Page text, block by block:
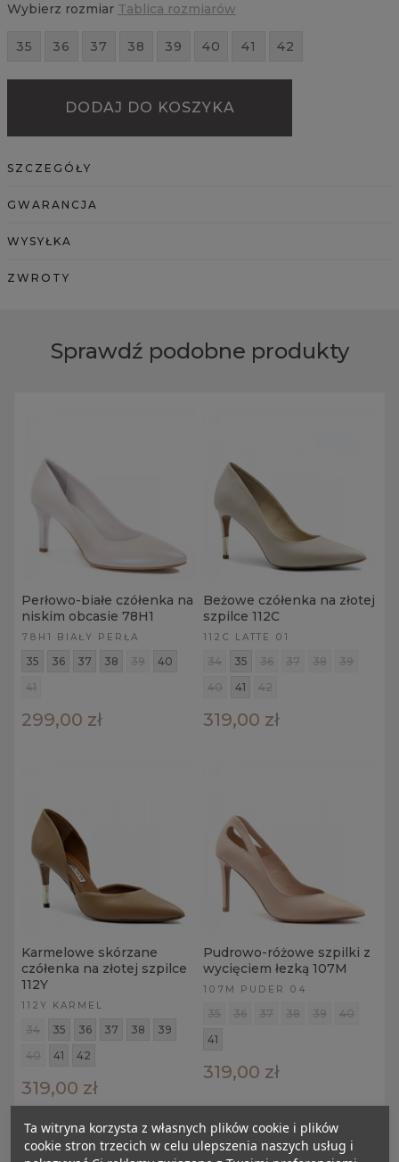
Wybierz rozmiar Tablica rozmiarów
35 36 37 38 39 40 41 42
DODAJ DO KOSZYKA
SZCZEGÓŁY
GWARANCJA
WYSYŁKA
ZWROTY
Sprawdź podobne produkty
Perłowo-białe czółenka na
niskim obcasie 78H1
78H1 BIAŁY PERŁA
35 36 37 38 39
40
41
299,00 zł
Beżowe czółenka na złotej
szpilce 112C
112C LATTE 01
34 35 36 37 38
39
40
41 42
319,00 zł
Karmelowe skórzane
czółenka na złotej szpilce
112Y
112Y KARMEL
34 35 36 37 38
39
40
41 42
319,00 zł
Pudrowo-różowe szpilki z
wycięciem łezką 107M
107M PUDER 04
35 36 37 38 39
40
41
319,00 zł
Ta witryna korzysta z własnych plików cookie i plików
cookie stron trzecich w celu ulepszenia naszych usług i